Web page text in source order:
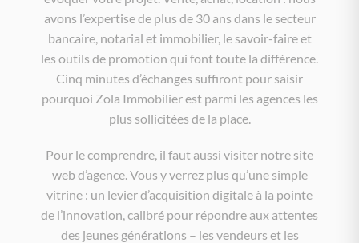
avons l’expertise de plus de 30 ans dans le secteur
bancaire, notarial et immobilier, le savoir-faire et
les outils de promotion qui font toute la différence.
Cinq minutes d’échanges suffiront pour saisir
pourquoi Zola Immobilier est parmi les agences les
plus sollicitées de la place.
Pour le comprendre, il faut aussi visiter notre site
web d’agence. Vous y verrez plus qu’une simple
vitrine : un levier d’acquisition digitale à la pointe
de l’innovation, calibré pour répondre aux attentes
des jeunes générations – les vendeurs et les